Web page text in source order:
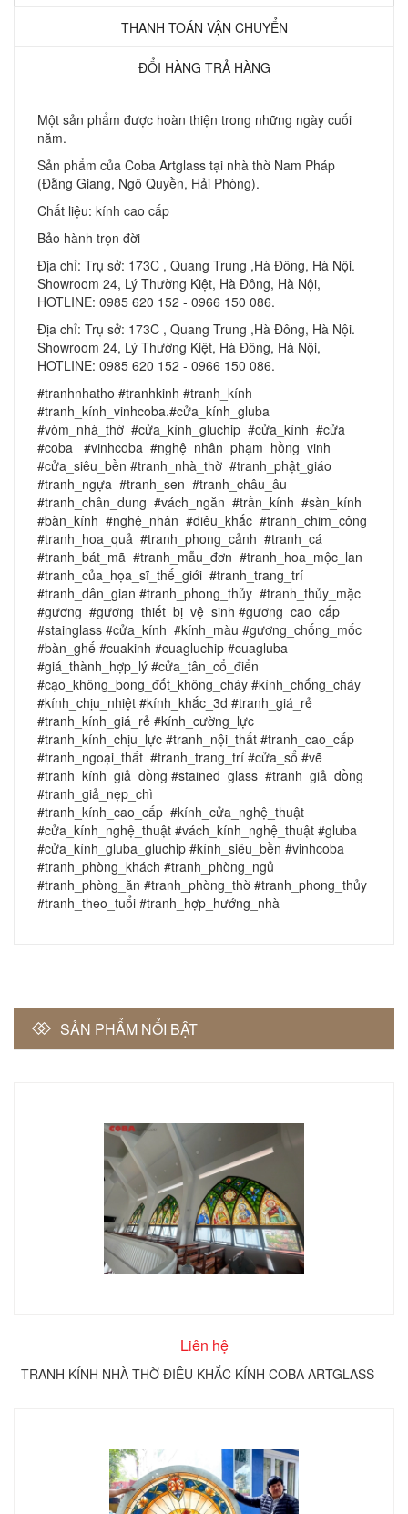
THANH TOÁN VẬN CHUYỂN
ĐỔI HÀNG TRẢ HÀNG
Một sản phẩm được hoàn thiện trong những ngày cuối
năm.
Sản phẩm của Coba Artglass tại nhà thờ Nam Pháp
(Đằng Giang, Ngô Quyền, Hải Phòng).
Chất liệu: kính cao cấp
Bảo hành trọn đời
Địa chỉ: Trụ sở: 173C , Quang Trung ,Hà Đông, Hà Nội.
Showroom 24, Lý Thường Kiệt, Hà Đông, Hà Nội,
HOTLINE: 0985 620 152 - 0966 150 086.
Địa chỉ: Trụ sở: 173C , Quang Trung ,Hà Đông, Hà Nội.
Showroom 24, Lý Thường Kiệt, Hà Đông, Hà Nội,
HOTLINE: 0985 620 152 - 0966 150 086.
#tranhnhatho #tranhkinh #tranh_kính
#tranh_kính_vinhcoba.#cửa_kính_gluba
#vòm_nhà_thờ #cửa_kính_gluchip #cửa_kính #cửa
#coba #vinhcoba #nghệ_nhân_phạm_hồng_vinh
#cửa_siêu_bền #tranh_nhà_thờ #tranh_phật_giáo
#tranh_ngựa #tranh_sen #tranh_châu_âu
#tranh_chân_dung #vách_ngăn #trần_kính #sàn_kính
#bàn_kính #nghệ_nhân #điêu_khắc #tranh_chim_công
#tranh_hoa_quả #tranh_phong_cảnh #tranh_cá
#tranh_bát_mã #tranh_mẫu_đơn #tranh_hoa_mộc_lan
#tranh_của_họa_sĩ_thế_giới #tranh_trang_trí
#tranh_dân_gian #tranh_phong_thủy #tranh_thủy_mặc
#gương #gương_thiết_bị_vệ_sinh #gương_cao_cấp
#stainglass #cửa_kính #kính_màu #gương_chống_mốc
#bàn_ghế #cuakinh #cuagluchip #cuagluba
#giá_thành_hợp_lý #cửa_tân_cổ_điển
#cạo_không_bong_đốt_không_cháy #kính_chống_cháy
#kính_chịu_nhiệt #kính_khắc_3d #tranh_giá_rẻ
#tranh_kính_giá_rẻ #kính_cường_lực
#tranh_kính_chịu_lực #tranh_nội_thất #tranh_cao_cấp
#tranh_ngoại_thất #tranh_trang_trí #cửa_sổ #vẽ
#tranh_kính_giả_đồng #stained_glass #tranh_giả_đồng
#tranh_giả_nẹp_chì
#tranh_kính_cao_cấp #kính_cửa_nghệ_thuật
#cửa_kính_nghệ_thuật #vách_kính_nghệ_thuật #gluba
#cửa_kính_gluba_gluchip #kính_siêu_bền #vinhcoba
#tranh_phòng_khách #tranh_phòng_ngủ
#tranh_phòng_ăn #tranh_phòng_thờ #tranh_phong_thủy
#tranh_theo_tuổi #tranh_hợp_hướng_nhà
SẢN PHẨM NỔI BẬT
Liên hệ
TRANH KÍNH NHÀ THỜ ĐIÊU KHẮC KÍNH COBA ARTGLASS